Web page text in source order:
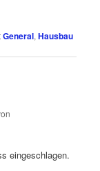
General,Hausbau
eingeschlagen.